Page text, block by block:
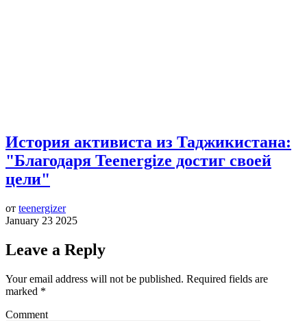
История активиста из Таджикистана:
"Благодаря Teenergize достиг своей
цели"
от teenergizer
January 23 2025
Leave a Reply
Your email address will not be published. Required fields are
marked *
Comment